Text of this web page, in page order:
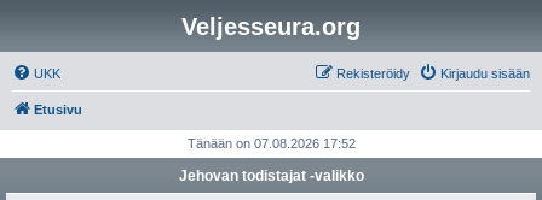
Veljesseura.org
UKK Kirjaudu sisään
Rekisteröidy
Etusivu
Tänään on 07.08.2026 17:52
Jehovan todistajat -valikko